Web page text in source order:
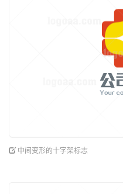
中间变形的十字架标志